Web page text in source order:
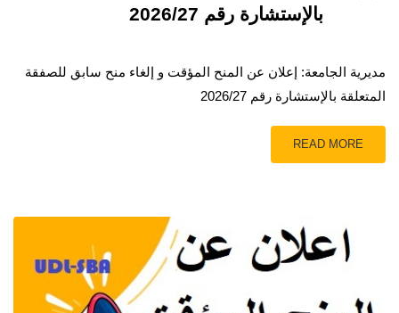
بالإستشارة رقم 2026/27
مديرية الجامعة: إعلان عن المنح المؤقت و إلغاء منح سابق للصفقة
المتعلقة بالإستشارة رقم 2026/27
READ MORE